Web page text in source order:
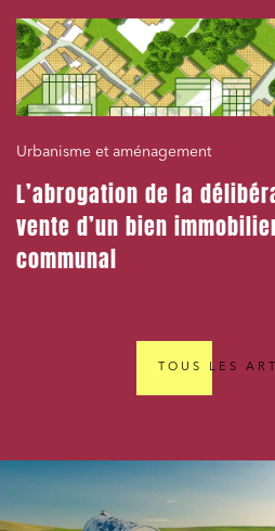
Urbanisme et aménagement
L’abrogation de la
vente d’un bien
communal
TOUS LES